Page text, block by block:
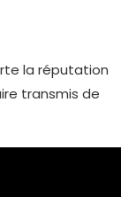
la réputation
transmis de